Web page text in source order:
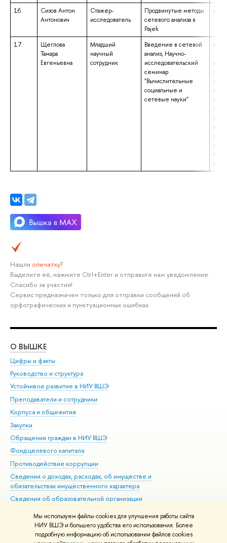
Мы используем файлы cookies для улучшения работы сайта
НИУ ВШЭ и большего удобства его использования. Более
подробную информацию об использовании файлов cookies
16.
Сизов Антон
Антонович
Стажер-
исследователь
Продвинутые методы
сетевого анализа в
Pajek
не
17.
Щеглова
Тамара
Евгеньевна
Младший
научный
сотрудник
Введение в сетевой
анализ, Научно-
исследовательский
семинар
"Вычислительные
социальные и
сетевые науки"
–
Нашли опечатку?
Выделите её, нажмите Ctrl+Enter и отправьте нам уведомление.
Спасибо за участие!
Сервис предназначен только для отправки сообщений об
орфографических и пунктуационных ошибках.
О ВЫШКЕ
Цифры и факты
Руководство и структура
Устойчивое развитие в НИУ ВШЭ
Преподаватели и сотрудники
Корпуса и общежития
Закупки
Обращения граждан в НИУ ВШЭ
Фонд целевого капитала
Противодействие коррупции
Сведения о доходах, расходах, об имуществе и
обязательствах имущественного характера
Сведения об образовательной организации
Людям с ограниченными возможностями здоровья
Единая платежная страница
Работа в Вышке